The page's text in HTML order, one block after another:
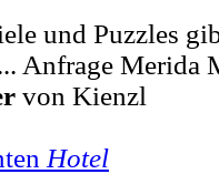
und Puzzles
Anfrage Merida
von Kienzl
Hotel